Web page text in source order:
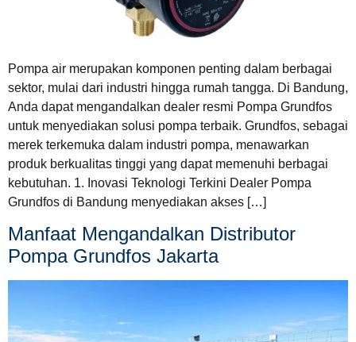
Pompa air merupakan komponen penting dalam berbagai
sektor, mulai dari industri hingga rumah tangga. Di Bandung,
Anda dapat mengandalkan dealer resmi Pompa Grundfos
untuk menyediakan solusi pompa terbaik. Grundfos, sebagai
merek terkemuka dalam industri pompa, menawarkan
produk berkualitas tinggi yang dapat memenuhi berbagai
kebutuhan. 1. Inovasi Teknologi Terkini Dealer Pompa
Grundfos di Bandung menyediakan akses […]
Manfaat Mengandalkan Distributor
Pompa Grundfos Jakarta